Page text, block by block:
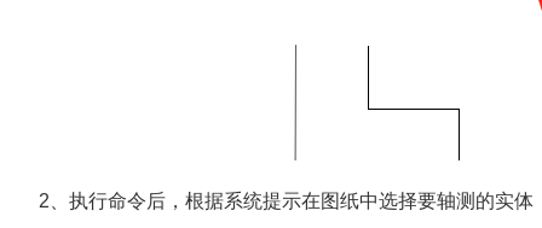
2、执行命令后，根据系统提示在图纸中选择要轴测的实